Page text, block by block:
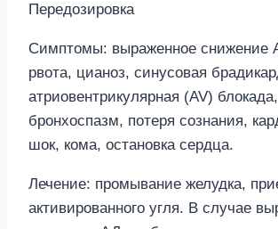
Передозировка
Симптомы: выраженное снижение
рвота, цианоз, синусовая
атриовентрикулярная (AV) блокада,
бронхоспазм, потеря сознания,
шок, кома, остановка сердца.
Лечение: промывание желудка,
активированного угля. В случае